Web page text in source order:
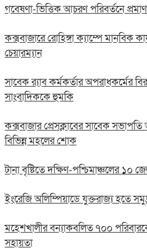
গবেষণা-ভিত্তিক আচরণ পরিবর্তনে
কক্সবাজারে রোহিঙ্গা ক্যাম্পে মানবিক
চেয়ারম্যান
সাবেক র‍্যাব কর্মকর্তার অপরাধকর্মের
সাংবাদিককে হুমকি
কক্সবাজার প্রেসক্লাবের সাবেক
বিভিন্ন মহলের শোক
টানা বৃষ্টিতে দক্ষিণ-পশ্চিমাঞ্চলের ১০
ইংরেজি অলিম্পিয়াডে যুক্তরাজ্য হতে
মহেশখালীর বন্যাকবলিত ৭০০
সহায়তা